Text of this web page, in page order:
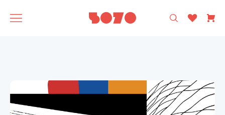
רק עיצוב ישראלי 🩵
אסופהSAGAתוצרת5070